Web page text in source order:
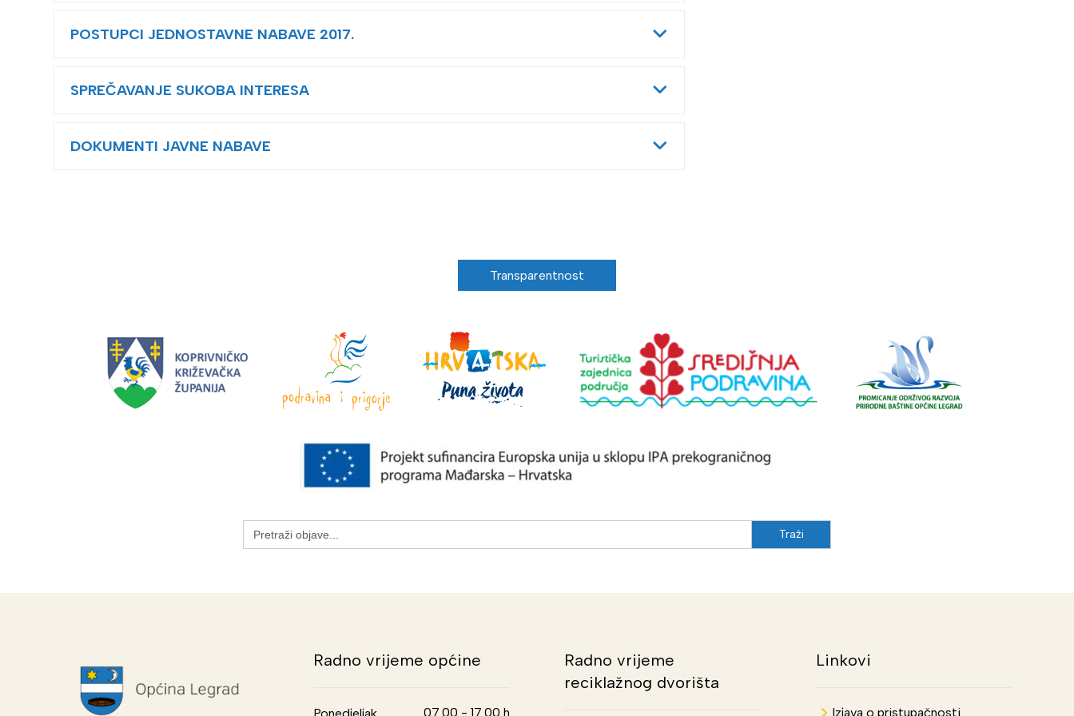
POSTUPCI JEDNOSTAVNE NABAVE 2017.
SPREČAVANJE SUKOBA INTERESA
DOKUMENTI JAVNE NABAVE
Transparentnost
Search
for:
Radno vrijeme općine
07.00 - 17.00 h
Radno vrijeme
reciklažnog dvorišta
Linkovi
Izjava o pristupačnosti